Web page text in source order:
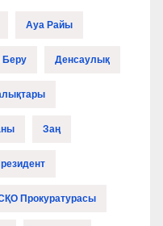
Ауа Райы
Беру Денсаулық
Заң
Прокуратурасы